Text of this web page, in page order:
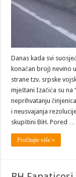
Danas kada svi
konačan broj) nevino
strane tzv. srpske
mještani Izačića su
neprihvatanju
i neusvajanja
skupštini BiH. Pored …
Pročitajte više »